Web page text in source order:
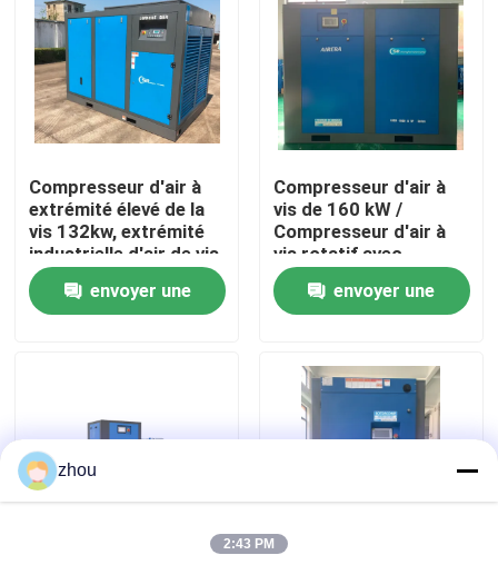
Vidéos
Au sujet de nous
Visite d'usine
Contrôle de qualité
Cas
Demandez une citation
Compresseur d'air à
extrémité élevé de la
vis 132kw, extrémité
industrielle d'air de vis
de Rotorcomp
envoyer une
Compresseur d'air à
vis de 160 kW /
Compresseur d'air à
vis rotatif avec
contrôleur intelligent
de 90L envoyer une
zhou
2:43 PM